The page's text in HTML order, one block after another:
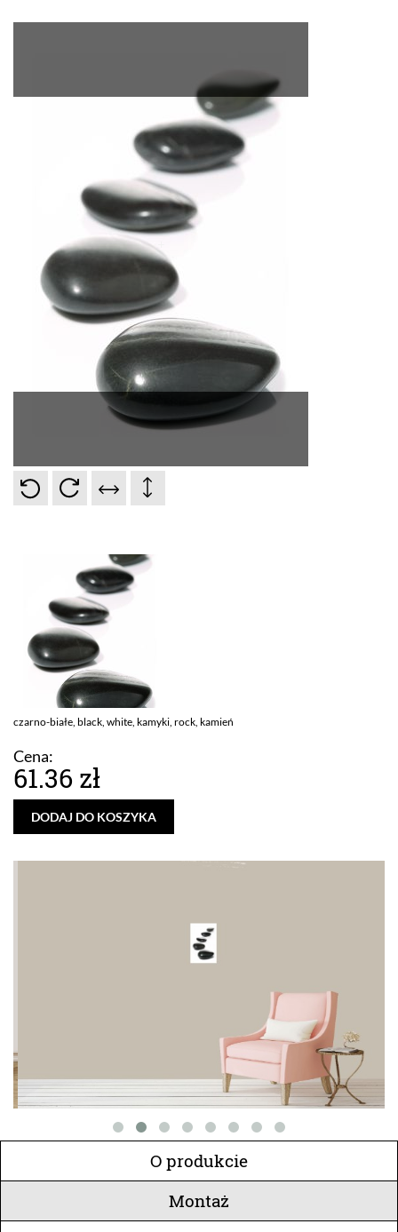
czarno-białe, black, white, kamyki, rock, kamień
Cena:
61.36 zł
DODAJ DO KOSZYKA
O produkcie
Montaż